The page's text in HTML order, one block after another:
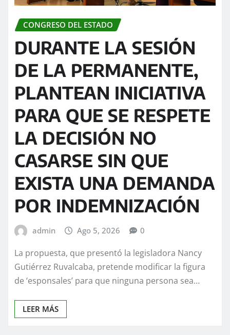
CONGRESO DEL ESTADO
DURANTE LA SESIÓN
DE LA PERMANENTE,
PLANTEAN INICIATIVA
PARA QUE SE RESPETE
LA DECISIÓN NO
CASARSE SIN QUE
EXISTA UNA DEMANDA
POR INDEMNIZACIÓN
admin Ago 5, 2026 0
La propuesta, que presentó la legisladora Nancy
Gutiérrez Ruvalcaba, pretende modificar la figura
de ‘esponsales’ para que ninguna persona sea…
LEER MÁS